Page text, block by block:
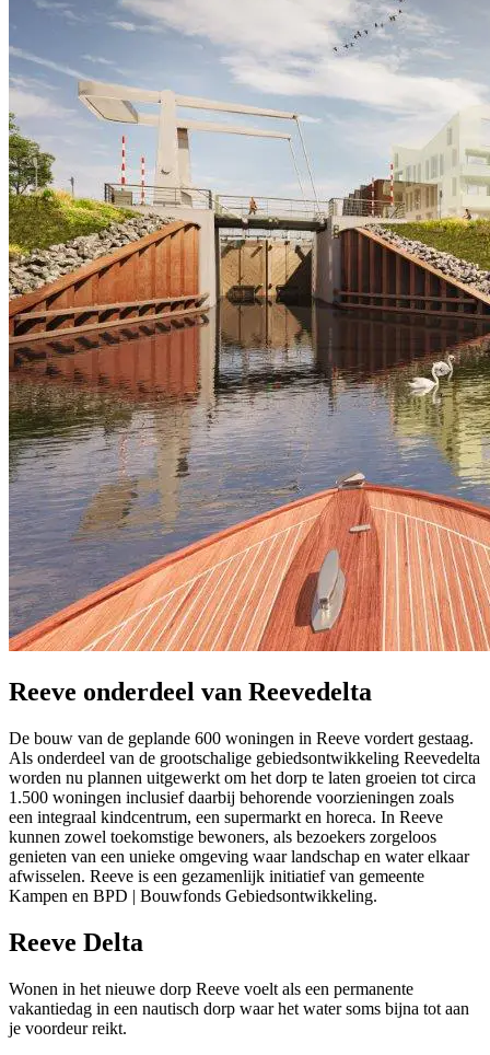
Reeve onderdeel van Reevedelta
De bouw van de geplande 600 woningen in Reeve vordert gestaag.
Als onderdeel van de grootschalige gebiedsontwikkeling Reevedelta
worden nu plannen uitgewerkt om het dorp te laten groeien tot circa
1.500 woningen inclusief daarbij behorende voorzieningen zoals
een integraal kindcentrum, een supermarkt en horeca. In Reeve
kunnen zowel toekomstige bewoners, als bezoekers zorgeloos
genieten van een unieke omgeving waar landschap en water elkaar
afwisselen. Reeve is een gezamenlijk initiatief van gemeente
Kampen en BPD | Bouwfonds Gebiedsontwikkeling.
Reeve Delta
Wonen in het nieuwe dorp Reeve voelt als een permanente
vakantiedag in een nautisch dorp waar het water soms bijna tot aan
je voordeur reikt.